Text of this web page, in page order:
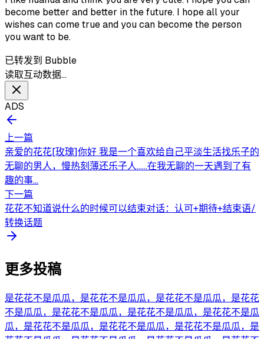
become better and better in the future. I hope all your
wishes can come true and you can become the person
you want to be.
已转发到 Bubble
读取互动数据…
ADS
上一篇
亲爱的花花[玫瑰]你好 我是一个喜欢给自己平淡生活找乐子的
无聊的男人，慢热刻薄还乐子人……在我无聊的一天遇到了有
趣的事...
下一篇
花花不知道说什么的时候可以结束对话：认可+期待+结束语/
转换话题
更多投稿
是花花不是瓜瓜，是花花不是瓜瓜，是花花不是瓜瓜，是花花
不是瓜瓜，是花花不是瓜瓜，是花花不是瓜瓜，是花花不是瓜
瓜，是花花不是瓜瓜，是花花不是瓜瓜，是花花不是瓜瓜，是